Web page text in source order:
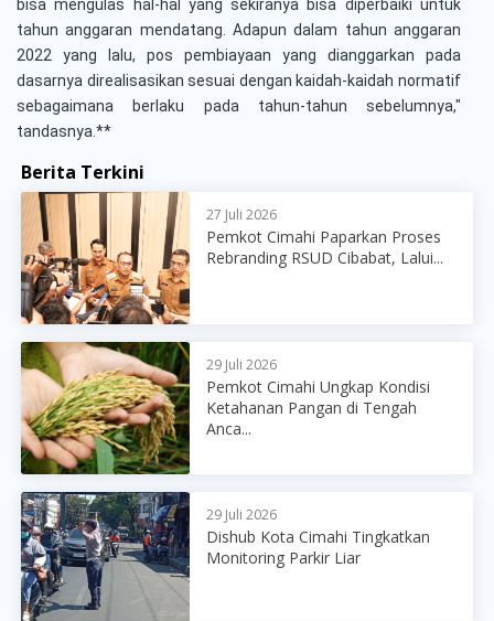
bisa mengulas hal-hal yang sekiranya bisa diperbaiki untuk
tahun anggaran mendatang. Adapun dalam tahun anggaran
2022 yang lalu, pos pembiayaan yang dianggarkan pada
dasarnya direalisasikan sesuai dengan kaidah-kaidah normatif
sebagaimana berlaku pada tahun-tahun sebelumnya,"
tandasnya.**
Berita Terkini
27 Juli 2026
Pemkot Cimahi Paparkan Proses
Rebranding RSUD Cibabat, Lalui...
29 Juli 2026
Pemkot Cimahi Ungkap Kondisi
Ketahanan Pangan di Tengah
Anca...
29 Juli 2026
Dishub Kota Cimahi Tingkatkan
Monitoring Parkir Liar